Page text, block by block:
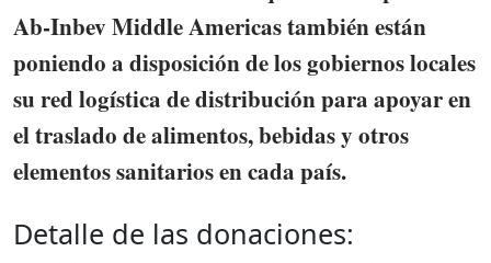
Ab-Inbev Middle Americas también están
poniendo a disposición de los gobiernos locales
su red logística de distribución para apoyar en
el traslado de alimentos, bebidas y otros
elementos sanitarios en cada país.
Detalle de las donaciones: